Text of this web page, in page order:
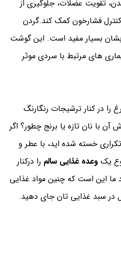
تقویت عضلات، جلوگیری از
فشارخون کمک کند.گردن
بسیار مفید است. این گوشت
های مرتبط با سردی موثر
در کنار ترشیجات رنگارنگ
با نان تازه یا برنج چطور؟ اگر
خسته شده اید، با عطر و
یک وعده غذایی سالم را درکنار
ما این است که چنین مواد غذایی
در سبد غذایی تان جای دهید.